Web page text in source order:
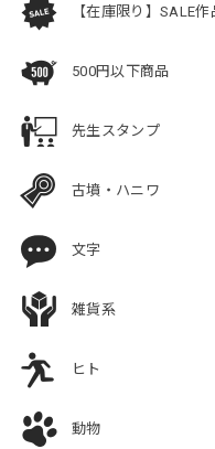
【在庫限り】SALE作
500円以下商品
先生スタンプ
古墳・ハニワ
文字
雑貨系
ヒト
動物